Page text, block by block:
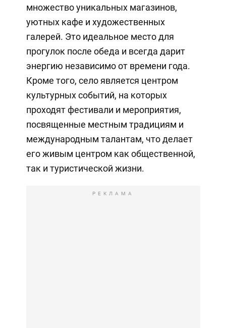
множество уникальных магазинов,
уютных кафе и художественных
галерей. Это идеальное место для
прогулок после обеда и всегда дарит
энергию независимо от времени года.
Кроме того, село является центром
культурных событий, на которых
проходят фестивали и мероприятия,
посвященные местным традициям и
международным талантам, что делает
его живым центром как общественной,
так и туристической жизни.
РЕКЛАМА